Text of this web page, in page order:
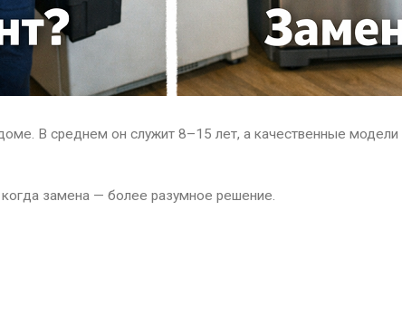
В среднем он служит 8–15 лет, а качественные
замена — более разумное решение.